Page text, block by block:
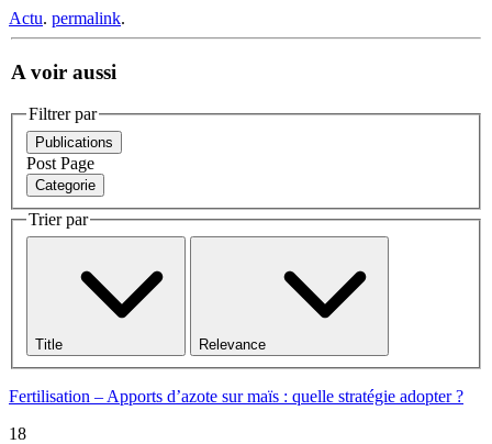
Actu. permalink.
A voir aussi
Filtrer par
Publications
Post Page
Categorie
Trier par
Title Relevance
Fertilisation – Apports d’azote sur maïs : quelle stratégie adopter ?
18